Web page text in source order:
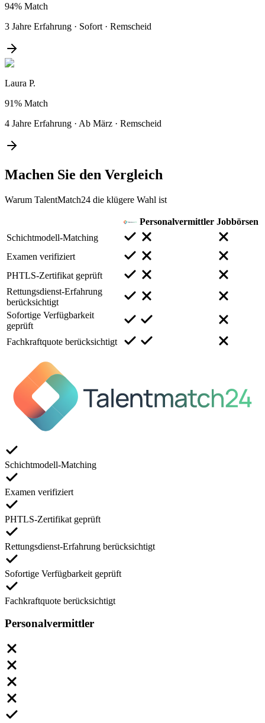
94% Match
3 Jahre Erfahrung · Sofort · Remscheid
Laura P.
91% Match
4 Jahre Erfahrung · Ab März · Remscheid
Machen Sie den Vergleich
Warum TalentMatch24 die klügere Wahl ist
Personalvermittler Jobbörsen
Schichtmodell-Matching
Examen verifiziert
PHTLS-Zertifikat geprüft
Rettungsdienst-Erfahrung
berücksichtigt
Sofortige Verfügbarkeit
geprüft
Fachkraftquote berücksichtigt
Schichtmodell-Matching
Examen verifiziert
PHTLS-Zertifikat geprüft
Rettungsdienst-Erfahrung berücksichtigt
Sofortige Verfügbarkeit geprüft
Fachkraftquote berücksichtigt
Personalvermittler